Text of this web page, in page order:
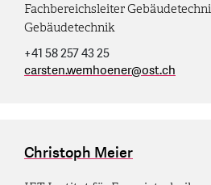
Fachbereichsleiter
Gebäudetechnik
+41 58 257 43 25
carsten.wemhoener@ost.ch
Christoph Meier